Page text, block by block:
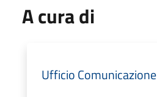
A cura di
Ufficio Comunicazione